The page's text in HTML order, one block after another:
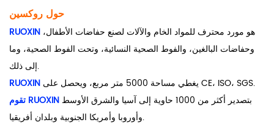
حول روكسين
RUOXIN
وحفاضات البالغين، والفوط الصحية النسائية، وتحت الفوط الصحية، وما
إلى ذلك.
RUOXIN
يغطي مساحة 5000 متر مربع، ويحصل على CE، ISO، SGS.
تقوم RUOXIN بتصدير أكثر من 1000 حاوية إلى آسيا والشرق الأوسط
وأوروبا وأمريكا الجنوبية وبلدان أفريقيا.